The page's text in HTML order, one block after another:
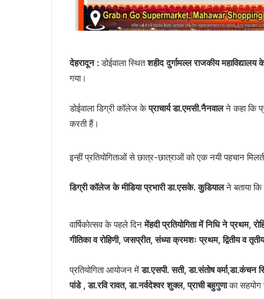
देहरादून :डोईवाला स्थितशहीद दुर्गामल्ल राजकीय महाविद्यालय के
गया।
डोईवाला डिग्री कॉलेज केप्राचार्य डा.एमसी.नैनवालने कहा कि
करती हैं।
इन्हीं प्रतियोगिताओं से छात्र-छात्राओं को एक नयी पहचान
डिग्री कॉलेज के मीडिया प्रभारी डा.एसके. कुडि़यालने बताया कि
वार्षिकोत्सव के पहले दिनमेंहदी प्रतियोगिता में निधि ने प्रथम,
गीतिका व रोहिणी, जसप्रीत, संध्या क्रमशः प्रथम, द्वितीय व
प्रतियोगिता आयोजन मेंडा.एसपी. सती, डा.संतोष वर्मा,डा.कंचन
पांडे , डा.रवि रावत, डा.नर्वदेश्वर शुक्ल, प्राची बहुगुणाका सहयोग